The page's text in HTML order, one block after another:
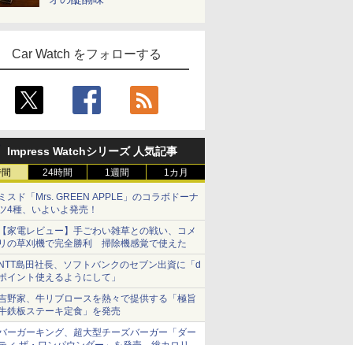
Car Watch をフォローする
Impress Watchシリーズ 人気記事
24時間 1週間 1カ月
ミスド「Mrs. GREEN APPLE」のコラボドーナ
4種、いよいよ発売！
【家電レビュー】手ごわい雑草との戦い、コメ
リの草刈機で完全勝利 掃除機感覚で使えた
NTT島田社長、ソフトバンクのセブン出資に「d
イント使えるようにして」
野家、牛リブロースを熱々で提供する「極旨
鉄板ステーキ定食」を発売
ーガーキング、超大型チーズバーガー「ダー